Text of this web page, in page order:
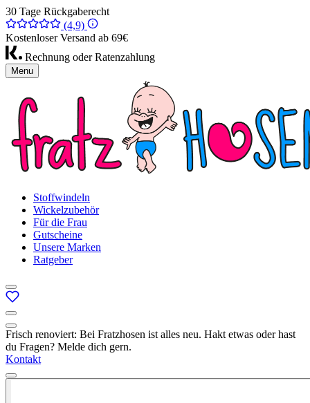
30 Tage Rückgaberecht
(4,9)
Kostenloser Versand ab 69€
Rechnung oder Ratenzahlung
Menu
Stoffwindeln
Wickelzubehör
Für die Frau
Gutscheine
Unsere Marken
Ratgeber
Frisch renoviert: Bei Fratzhosen ist alles neu. Hakt etwas oder hast
du Fragen? Melde dich gern.
Kontakt